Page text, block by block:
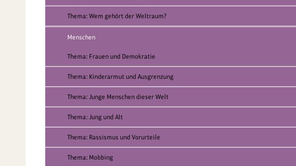
Thema: Wem gehört der Weltraum?
Menschen
Thema: Frauen und Demokratie
Thema: Kinderarmut und Ausgrenzung
Thema: Junge Menschen dieser Welt
Thema: Jung und Alt
Thema: Rassismus und Vorurteile
Thema: Mobbing